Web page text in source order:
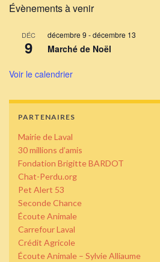
Évènements à venir
DÉC
9
décembre 9 -décembre 13
Marché de Noël
Voir le calendrier
PARTENAIRES
Mairie de Laval
30 millions d’amis
Fondation Brigitte BARDOT
Chat-Perdu.org
Pet Alert 53
Seconde Chance
Écoute Animale
Carrefour Laval
Crédit Agricole
Écoute Animale – Sylvie Alliaume